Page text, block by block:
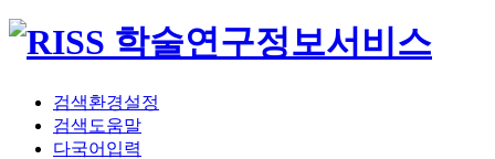
검색환경설정
검색도움말
다국어입력